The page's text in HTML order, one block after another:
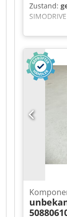
Zustand:
CNC- und
Serie:
Zustand: